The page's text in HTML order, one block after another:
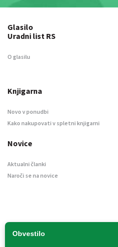
Obvestilo
Glasilo
Uradni list RS
O glasilu
Knjigarna
Novo v ponudbi
Kako nakupovati v spletni knjigarni
Novice
Aktualni članki
Naroči se na novice